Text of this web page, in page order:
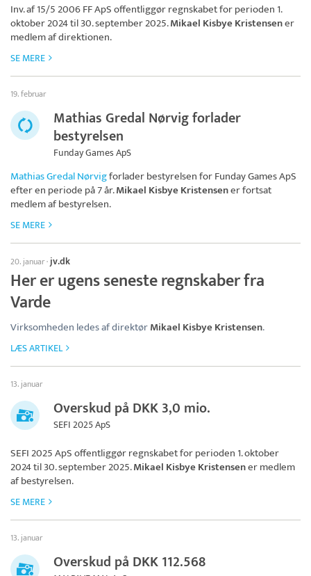
Inv. af 15/5 2006 FF ApSoffentliggør regnskabet for perioden 1.
oktober 2024 til 30. september 2025.Mikael Kisbye Kristensener
medlem af direktionen.
SE MERE
19. februar
Mathias Gredal Nørvig forlader
bestyrelsen
Funday Games ApS
Mathias Gredal Nørvigforlader bestyrelsen forFunday Games ApS
efter en periode på 7 år.Mikael Kisbye Kristensener fortsat
medlem af bestyrelsen.
SE MERE
20. januar·jv.dk
Her er ugens seneste regnskaber fra
Varde
Virksomheden ledes af direktørMikael Kisbye Kristensen.
LÆS ARTIKEL
13. januar
Overskud på DKK 3,0 mio.
SEFI 2025 ApS
SEFI 2025 ApSoffentliggør regnskabet for perioden 1. oktober
2024 til 30. september 2025.Mikael Kisbye Kristensener medlem
af bestyrelsen.
SE MERE
13. januar
Overskud på DKK 112.568